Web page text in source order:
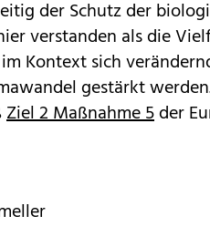
der Schutz der
verstanden als die
Kontext sich
gestärkt
Ziel 2 Maßnahme 5 der